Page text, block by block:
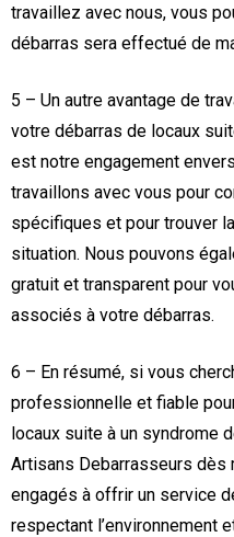
travaillez avec nous, vous
débarras sera effectué de
5 – Un autre avantage de
votre débarras de locaux
est notre engagement
travaillons avec vous pour
spécifiques et pour trouver
situation. Nous pouvons
gratuit et transparent pour
associés à votre débarras.
6 – En résumé, si vous
professionnelle et fiable
locaux suite à un syndrome
Artisans Debarrasseurs dès
engagés à offrir un service
respectant l’environnement